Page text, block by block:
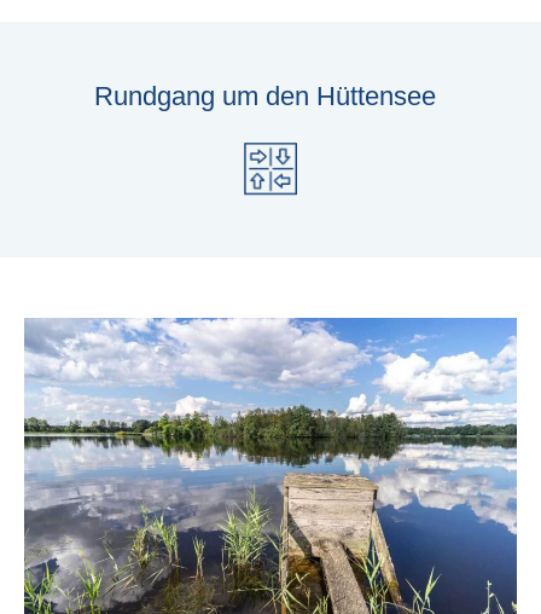
Rundgang um den Hüttensee